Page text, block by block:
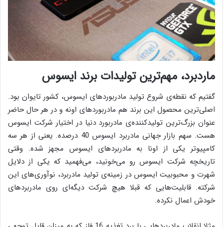
ماردبرد، مهم‌ترین تولیدات برند ایسوس
گفتیم که نقطه‌ی شروع تولید مادربوردهای ایسوس، کشور تایوان بود.
اصلی‌ترین محصول این برند هم مادربوردهای اونه و در هر حال حاضر
عنوان بزرگ‌ترین تولید‌کننده‌ی مادربورد دنیا در اختیار شرکت ایسوس
هست. سهم بازار جهانی مادربرد ایسوس 40 درصده. یعنی از هر سه
کامپیوتر یکی از اونا به مادربردهای ایسوس مجهز شده. وقتی
تاریخچه شرکت ایسوس رو می‌خونید، می‌فهمید که یکی از دلایل
شهرت و محبوبیت ایسوس در زمینه‌ی تولید مادربرد، نوآوری‌های این
شرکته. قابلیت‌هایی که قبلا هیچ شرکت دیگه‌ای روی مادربردهای
خودش اعمال نکرده.